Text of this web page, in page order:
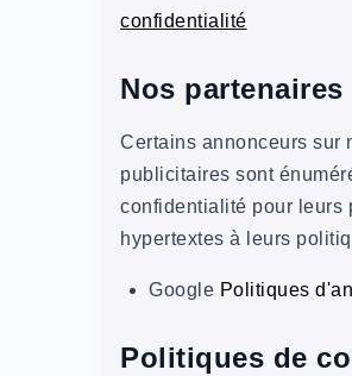
confidentialité
Nos
Certains annonceurs sur
publicitaires sont
confidentialité pour leurs
hypertextes à leurs
Google Politiques
Politiques de